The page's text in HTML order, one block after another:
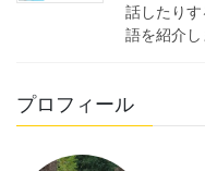
話したり
語を紹介
プロフィール